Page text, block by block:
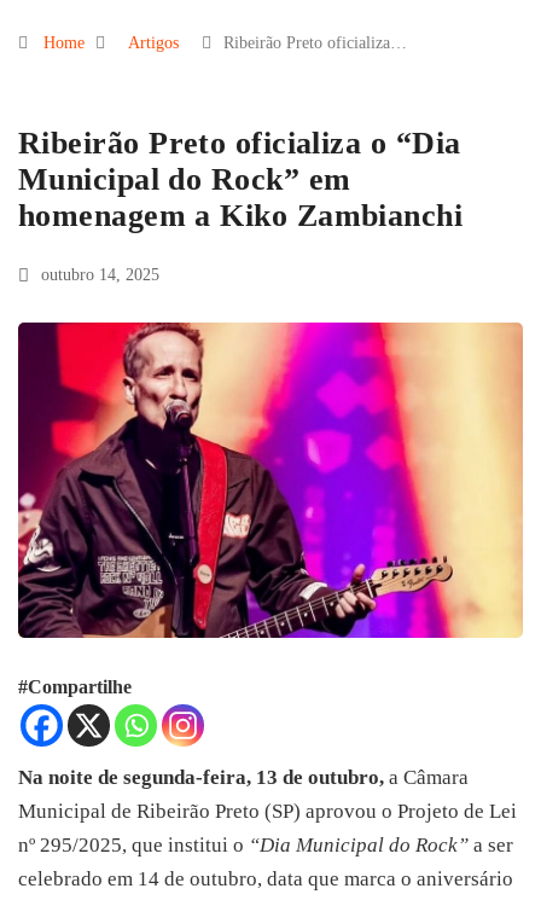
Home Artigos Ribeirão Preto oficializa…
Ribeirão Preto oficializa o “Dia
Municipal do Rock” em
homenagem a Kiko Zambianchi
outubro 14, 2025
#Compartilhe
Na noite de segunda-feira, 13 de outubro, a Câmara
Municipal de Ribeirão Preto (SP) aprovou o Projeto de Lei
nº 295/2025, que institui o “Dia Municipal do Rock” a ser
celebrado em 14 de outubro, data que marca o aniversário